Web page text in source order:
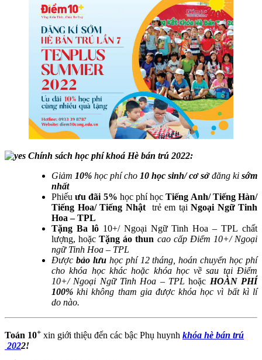
Chính sách học phí khoá Hè bán trú 2022:
Giảm 10% học phí cho 10 học sinh/ cơ sởđăng ki sớm
nhất
Phiếuưu đãi 5% học phí họcTiếng Anh/ Tiếng Hàn/
Tiếng Hoa/ Tiếng Nhật trẻ em tại Ngoại Ngữ Tinh
Hoa – TPL
Tặng Ba lô10+/ Ngoại Ngữ Tinh Hoa – TPL chất
lượng, hoặcTặng áo thun cao cấp Điểm 10+/ Ngoại
ngữ Tinh Hoa – TPL
Được bảo lưuhọc phí 12 tháng, hoán chuyển học phí
cho khóa học khác hoặc khóa học về sau tại Điểm
10+/ Ngoại Ngữ Tinh Hoa – TPL hoặc HOÀN PHÍ
100%khi không tham gia được khóa học vì bất kì lí
do nào.
Toán 10+ xin giới thiệu đến các bậc Phụ huynh khóa hè bán trú​
2022!